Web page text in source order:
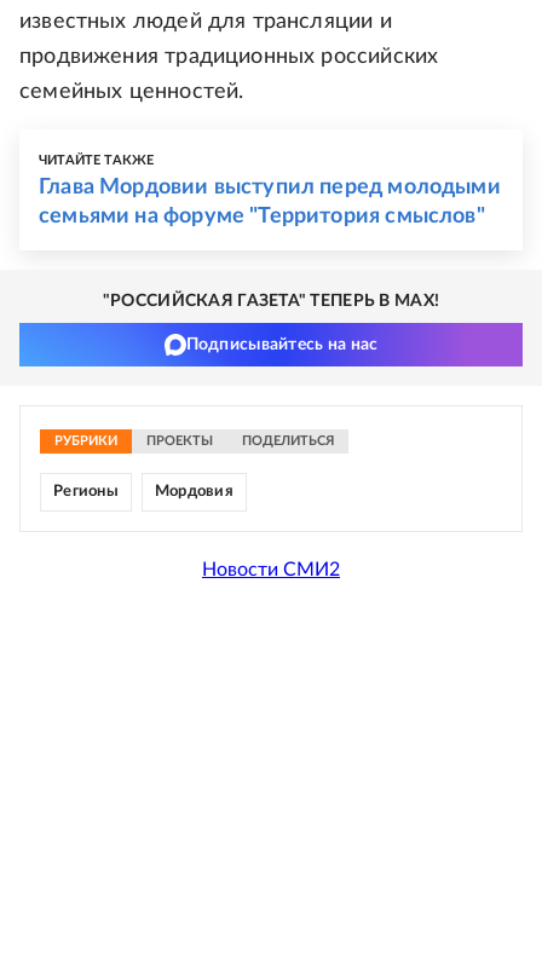
известных людей для трансляции и
продвижения традиционных российских
семейных ценностей.
ЧИТАЙТЕ ТАКЖЕ
Глава Мордовии выступил перед молодыми
семьями на форуме "Территория смыслов"
"РОССИЙСКАЯ ГАЗЕТА" ТЕПЕРЬ В MAX!
Подписывайтесь на нас
РУБРИКИ ПРОЕКТЫ ПОДЕЛИТЬСЯ
Регионы Мордовия
Новости СМИ2